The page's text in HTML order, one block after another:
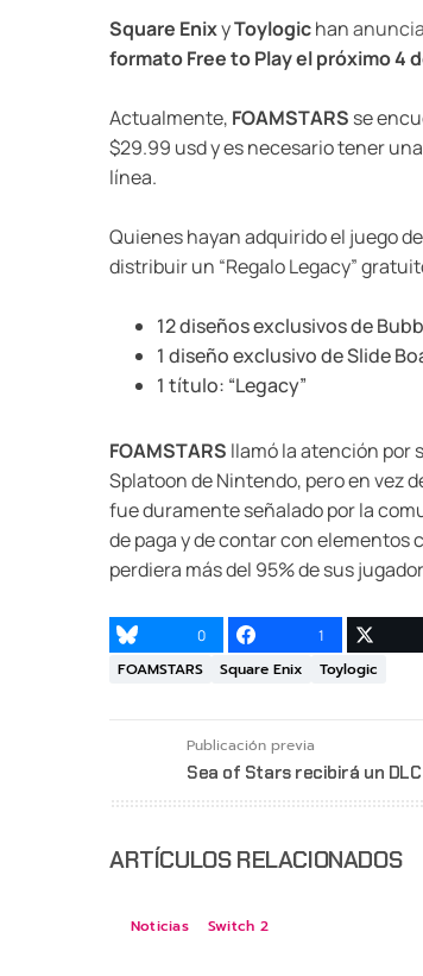
Square EnixyToylogichan
formato Free to Play el próximo 4
Actualmente, FOAMSTARS se
$29.99 usd y es necesario tener
línea.
Quienes hayan adquirido el juego
distribuir un “Regalo Legacy”
12 diseños exclusivos de
1 diseño exclusivo de Slide
1 título: “Legacy”
FOAMSTARS llamó la atención por
Splatoon de Nintendo, pero en vez
fue duramente señalado por la
de paga y de contar con elementos
perdiera más del 95% de sus
0 1
FOAMSTARS Square Enix Toylogic
Publicación previa
Sea of Stars recibirá un
ARTÍCULOS RELACIONADOS
Noticias Switch 2